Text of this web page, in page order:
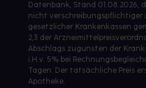
Datenbank, Stand 01.08.2026,
nicht verschreibungspflichtiger
gesetzlicher Krankenkassen
2,3 der
Abschlags zugunsten der
i.H.v. 5% bei
Tagen. Der tatsächliche Preis
Apotheke.